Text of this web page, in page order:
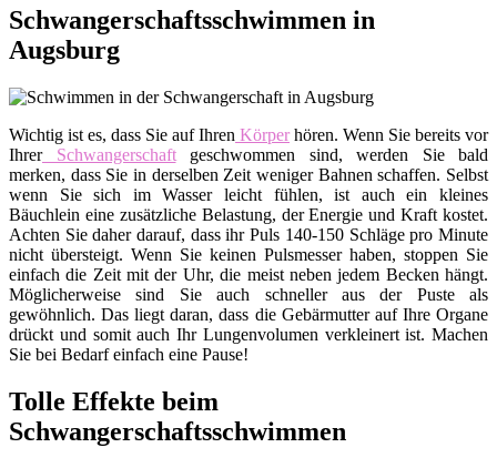
Schwangerschaftsschwimmen in
Augsburg
Wichtig ist es, dass Sie auf Ihren Körperhören. Wenn Sie bereits vor
IhrerSchwangerschaftgeschwommen sind, werden Sie bald
merken, dass Sie in derselben Zeit weniger Bahnen schaffen. Selbst
wenn Sie sich im Wasser leicht fühlen, ist auch ein kleines
Bäuchlein eine zusätzliche Belastung, der Energie und Kraft kostet.
Achten Sie daher darauf, dass ihr Puls 140-150 Schläge pro Minute
nicht übersteigt. Wenn Sie keinen Pulsmesser haben, stoppen Sie
einfach die Zeit mit der Uhr, die meist neben jedem Becken hängt.
Möglicherweise sind Sie auch schneller aus der Puste als
gewöhnlich. Das liegt daran, dass die Gebärmutter auf Ihre Organe
drückt und somit auch Ihr Lungenvolumen verkleinert ist. Machen
Sie bei Bedarf einfach eine Pause!
Tolle Effekte beim
Schwangerschaftsschwimmen